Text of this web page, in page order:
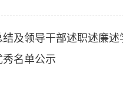
及领导干部述职述廉
名单公示